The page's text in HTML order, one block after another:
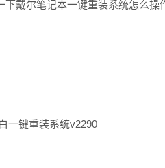
戴尔笔记本一键重装系统怎么操
一键重装系统v2290